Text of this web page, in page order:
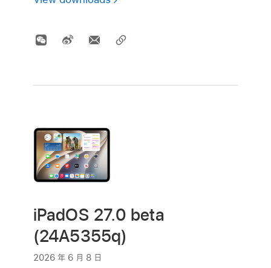
iPadOS 27.0 beta
(24A5355q)
2026 年 6 月 8 日